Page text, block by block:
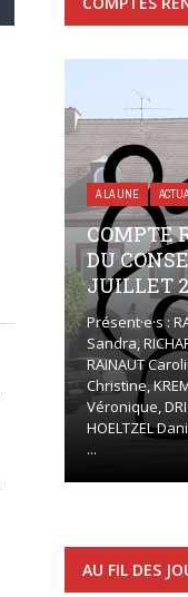
A LA UNE
COMPTE
DU
JUILLET
Présent·e·s :
Sandra,
RAINAUT
Christine,
Véronique,
HOELTZEL
...
AU FIL DES